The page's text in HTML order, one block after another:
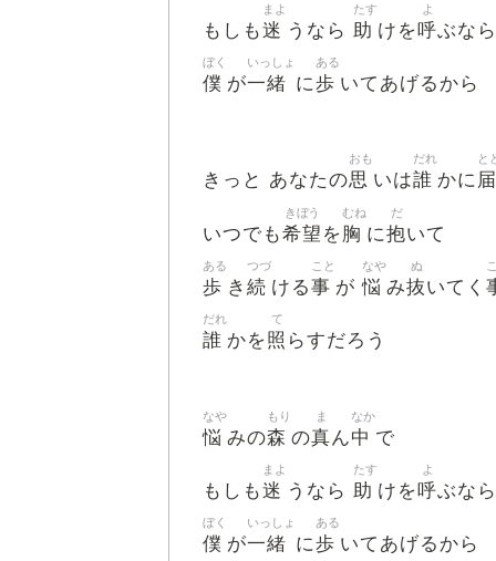
もしも迷
まよ
うなら 助
たす
けを呼
よ
ぶなら
僕
ぼく
が一緒
いっしょ
に歩
ある
いてあげるから
きっと あなたの思
おも
いは誰
だれ
かに 届
と
いつでも希望
きぼう
を胸
むね
に抱
だ
いて
歩
ある
き 続
つづ
ける事
こと
が悩
なや
み抜
ぬ
いてく
誰
だれ
かを照
て
らすだろう
悩
なや
みの森
もり
の真
ま
ん中
なか
で
もしも迷
まよ
うなら 助
たす
けを呼
よ
ぶなら
僕
ぼく
が一緒
いっしょ
に歩
ある
いてあげるから